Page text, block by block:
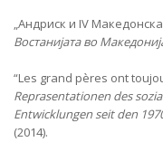
„Андриск и IV Македонска
Востанијата во
“Les grand pères ont
Reprasentationen des
Entwicklungen seit den
(2014).